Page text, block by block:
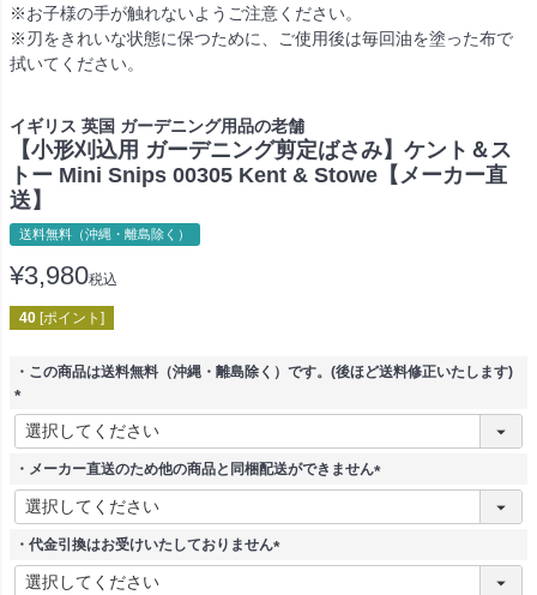
※お子様の手が触れないようご注意ください。
※刃をきれいな状態に保つために、ご使用後は毎回油を塗った布で
拭いてください。
イギリス 英国 ガーデニング用品の老舗
【小形刈込用 ガーデニング剪定ばさみ】ケント＆ス
トー Mini Snips 00305 Kent & Stowe【メーカー直
送】
送料無料（沖縄・離島除く）
¥3,980税込
40 [ポイント]
・この商品は送料無料（沖縄・離島除く）です。(後ほど送料修正いたします)
(
必
須・メーカー直送のため他の商品と同梱配送ができません
(
・代金引換はお受けいたしておりません
(